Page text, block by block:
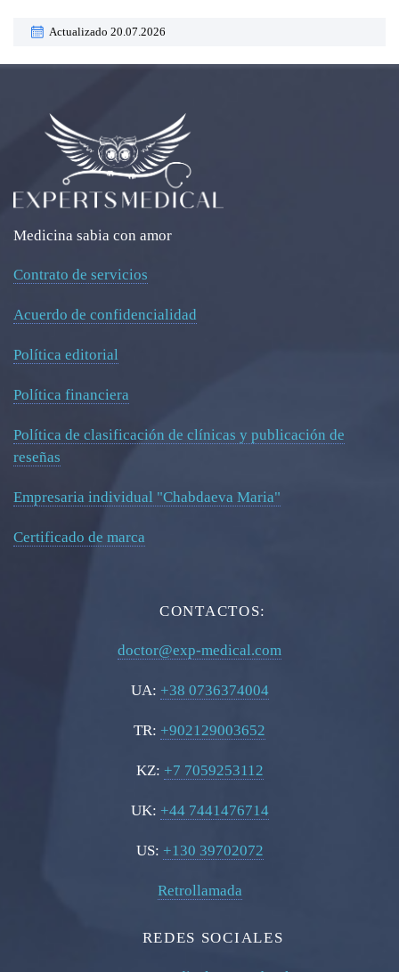
Actualizado 20.07.2026
Medicina sabia con amor
Contrato de servicios
Acuerdo de confidencialidad
Política editorial
Política financiera
Política de clasificación de clínicas y publicación de
reseñas
Empresaria individual "Chabdaeva Maria"
Certificado de marca
CONTACTOS:
doctor@exp-medical.com
UA: +38 0736374004
TR: +902129003652
KZ: +7 7059253112
UK: +44 7441476714
US: +130 39702072
Retrollamada
REDES SOCIALES